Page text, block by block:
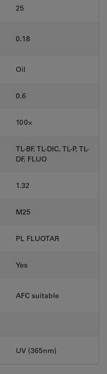
25
0.18
Oil
0.6
100⨉
TL-BF, TL-DIC, TL-P, TL-
DF, FLUO
1.32
M25
PL FLUOTAR
Yes
AFC suitable
UV (365nm)